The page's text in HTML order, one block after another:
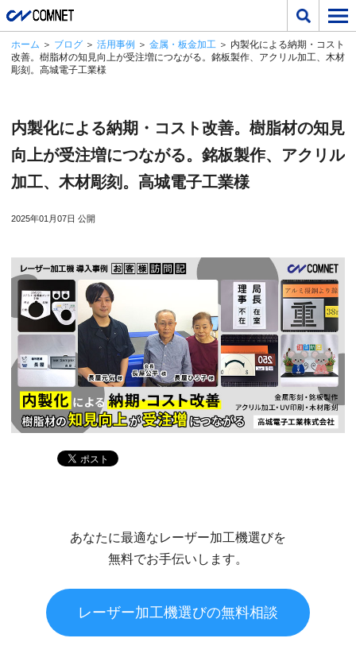
ホーム ＞ ブログ ＞ 活用事例 ＞ 金属・板金加工 ＞ 内製化による納期・コスト
改善。樹脂材の知見向上が受注増につながる。銘板製作、アクリル加工、木材
彫刻。高城電子工業様
内製化による納期・コスト改善。樹脂材の知見
向上が受注増につながる。銘板製作、アクリル
加工、木材彫刻。高城電子工業様
2025年01月07日 公開
あなたに最適なレーザー加工機選びを
無料でお手伝いします。
レーザー加工機選びの無料相談